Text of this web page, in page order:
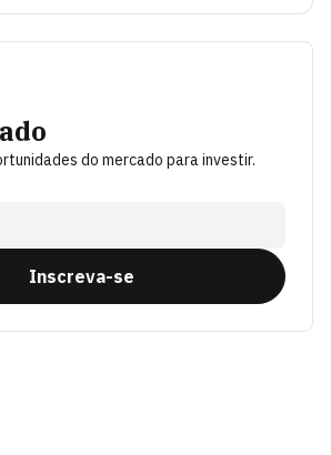
do mercado para investir.
Inscreva-se